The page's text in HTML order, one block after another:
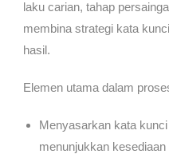
laku carian, tahap
membina strategi kata
hasil.
Elemen utama dalam
Menyasarkan kata
menunjukkan